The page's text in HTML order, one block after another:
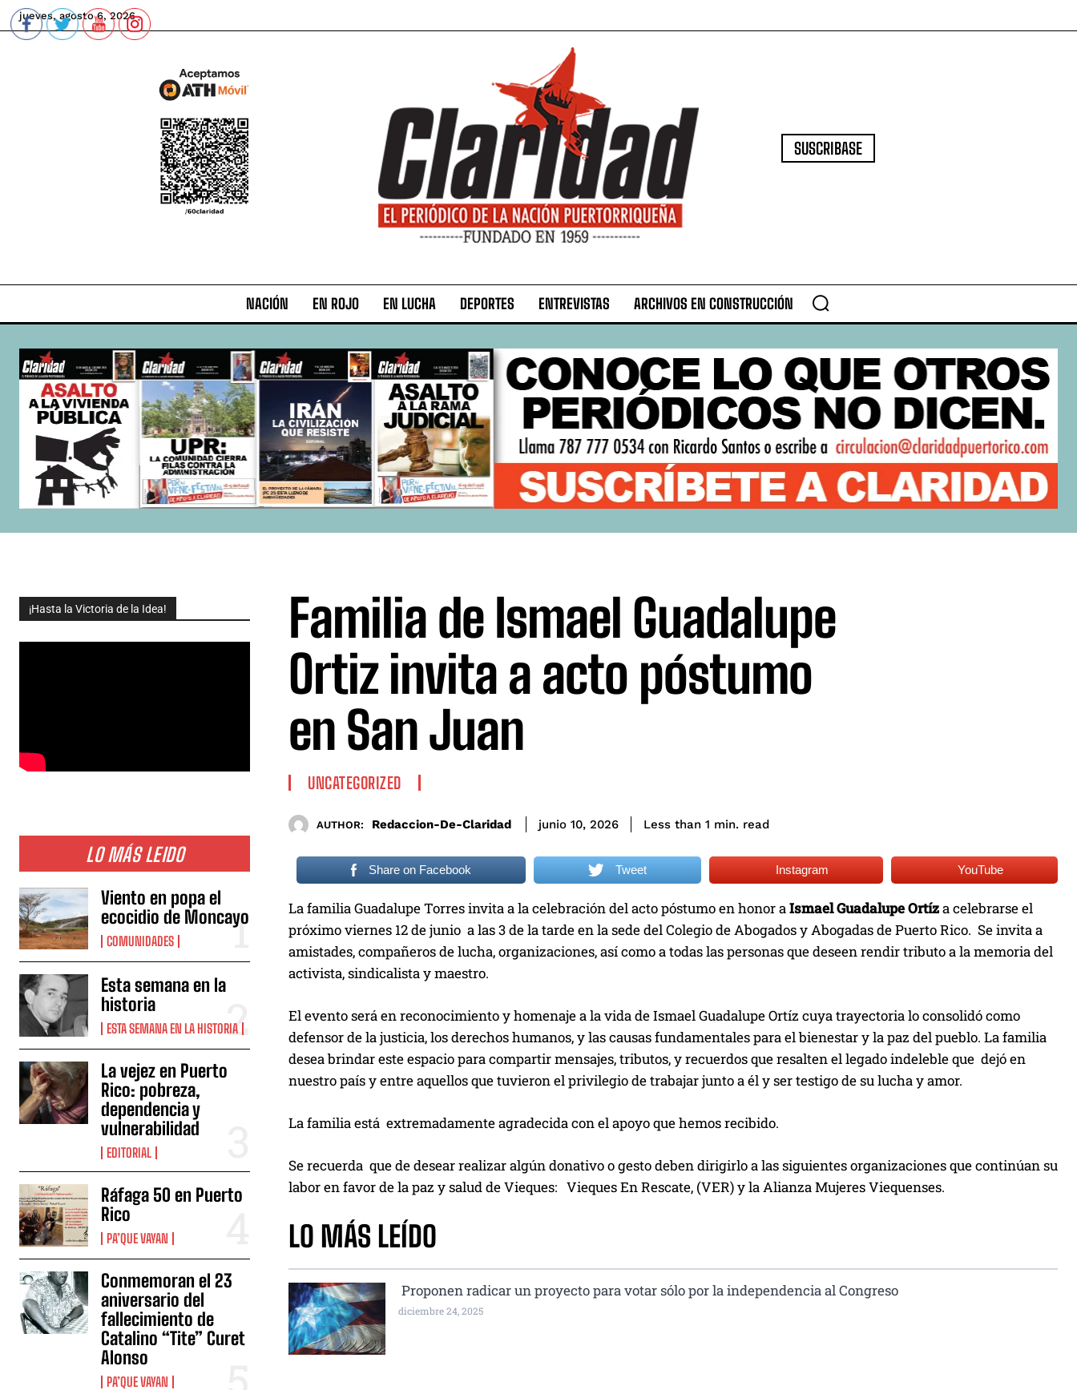
jueves, agosto 6, 2026
SUSCRIBASE
NACIÓN EN ROJO EN LUCHA DEPORTES ENTREVISTAS ARCHIVOS EN CONSTRUCCIÓN
¡Hasta la Victoria de la Idea!
LO MÁS LEIDO
Viento en popa el
ecocidio de Moncayo
COMUNIDADES
Esta semana en la
historia
ESTA SEMANA EN LA HISTORIA
La vejez en Puerto
Rico: pobreza,
dependencia y
vulnerabilidad
EDITORIAL
Ráfaga 50 en Puerto
Rico
PA’QUE VAYAN
Conmemoran el 23
aniversario del
fallecimiento de
Catalino “Tite” Curet
Alonso
PA’QUE VAYAN
Familia de Ismael Guadalupe
Ortiz invita a acto póstumo
en San Juan
UNCATEGORIZED
AUTHOR: Redaccion-De-Claridad junio 10, 2026 Less than 1 min. read
Share on Facebook Tweet Instagram YouTube
La familia Guadalupe Torres invita a la celebración del acto póstumo en honor a Ismael Guadalupe Ortíza celebrarse el
próximo viernes 12 de junio a las 3 de la tarde en la sede del Colegio de Abogados y Abogadas de Puerto Rico. Se invita a
amistades, compañeros de lucha, organizaciones, así como a todas las personas que deseen rendir tributo a la memoria del
activista, sindicalista y maestro.
El evento será en reconocimiento y homenaje a la vida de Ismael Guadalupe Ortíz cuya trayectoria lo consolidó como
defensor de la justicia, los derechos humanos, y las causas fundamentales para el bienestar y la paz del pueblo. La familia
desea brindar este espacio para compartir mensajes, tributos, y recuerdos que resalten el legado indeleble que dejó en
nuestro país y entre aquellos que tuvieron el privilegio de trabajar junto a él y ser testigo de su lucha y amor.
La familia está extremadamente agradecida con el apoyo que hemos recibido.
Se recuerda que de desear realizar algún donativo o gesto deben dirigirlo a las siguientes organizaciones que continúan su
labor en favor de la paz y salud de Vieques: Vieques En Rescate, (VER) y la Alianza Mujeres Viequenses.
LO MÁS LEÍDO
Proponen radicar un proyecto para votar sólo por la independencia al Congreso
diciembre 24, 2025